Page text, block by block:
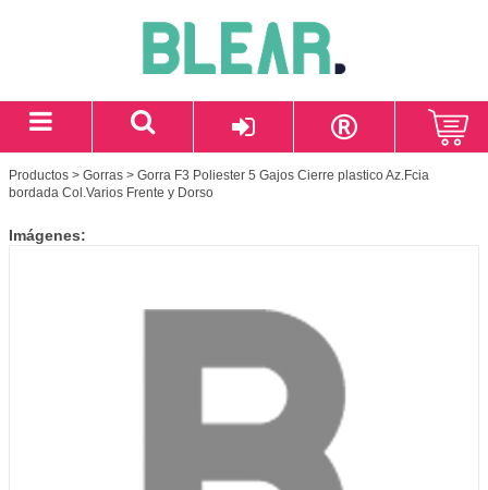
Productos > Gorras > Gorra F3 Poliester 5 Gajos Cierre plastico Az.Fcia
bordada Col.Varios Frente y Dorso
Imágenes: